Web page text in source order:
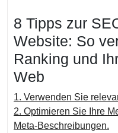
8 Tipps zur
Website: So
Ranking und
Web
1. Verwenden Sie
2. Optimieren Sie Ihre
Meta-Beschreibungen.